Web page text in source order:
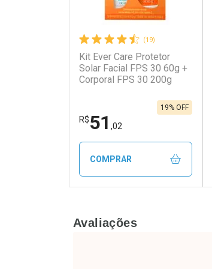
Ativar Desconto
Por R$ 271,63/cada
Por R$ 271,63/cada
(19)
Kit Ever Care Protetor
Solar Facial FPS 30 60g +
Corporal FPS 30 200g
R$51 ,02
19% OFF
COMPRAR
Laboratório
Por Menos
Avaliações